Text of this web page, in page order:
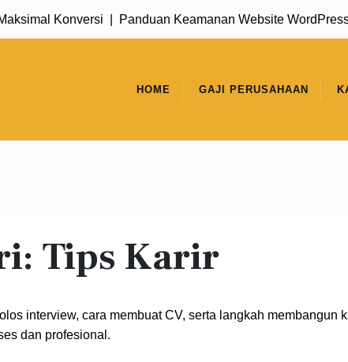
Konversi |Panduan Keamanan Website WordPress:
HOME GAJI PERUSAHAAN
Tips Karir
interview, cara membuat CV, serta langkah membangun
dan profesional.